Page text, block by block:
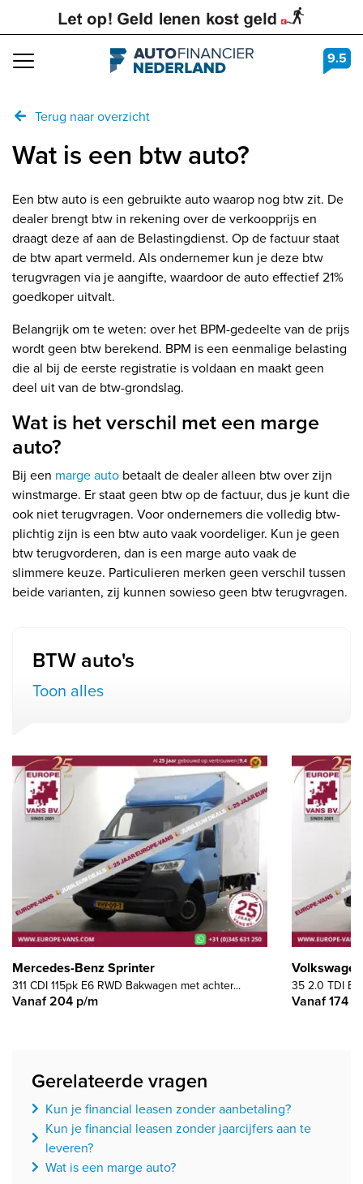
Navigation 9.5
Terug naar overzicht
Wat is een btw auto?
Een btw auto is een gebruikte auto waarop nog btw zit. De
dealer brengt btw in rekening over de verkoopprijs en
draagt deze af aan de Belastingdienst. Op de factuur staat
de btw apart vermeld. Als ondernemer kun je deze btw
terugvragen via je aangifte, waardoor de auto effectief 21%
goedkoper uitvalt.
Belangrijk om te weten: over het BPM-gedeelte van de prijs
wordt geen btw berekend. BPM is een eenmalige belasting
die al bij de eerste registratie is voldaan en maakt geen
deel uit van de btw-grondslag.
Wat is het verschil met een marge
auto?
Bij een marge auto betaalt de dealer alleen btw over zijn
winstmarge. Er staat geen btw op de factuur, dus je kunt die
ook niet terugvragen. Voor ondernemers die volledig btw-
plichtig zijn is een btw auto vaak voordeliger. Kun je geen
btw terugvorderen, dan is een marge auto vaak de
slimmere keuze. Particulieren merken geen verschil tussen
beide varianten, zij kunnen sowieso geen btw terugvragen.
BTW auto's
Toon alles
Mercedes-Benz Sprinter
311 CDI 115pk E6 RWD Bakwagen met achter...
Vanaf 204 p/m
35 2.0 TDI
Vanaf 174
Gerelateerde vragen
Kun je financial leasen zonder aanbetaling?
Kun je financial leasen zonder jaarcijfers aan te
leveren?
Wat is een marge auto?